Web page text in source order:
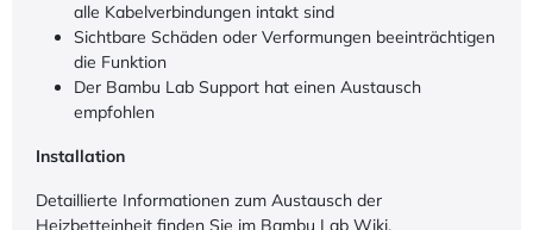
alle Kabelverbindungen intakt sind
Sichtbare Schäden oder Verformungen beeinträchtigen
die Funktion
Der Bambu Lab Support hat einen Austausch
empfohlen
Installation
Detaillierte Informationen zum Austausch der
Heizbetteinheit finden Sie im Bambu Lab Wiki.